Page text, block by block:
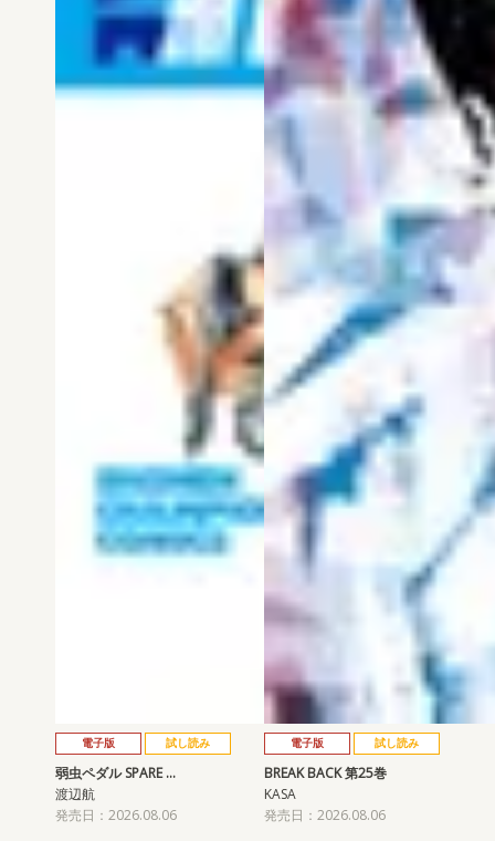
電子版 試し読み
弱虫ペダル SPARE …
渡辺航
発売日：2026.08.06
電子版 試し読み
BREAK BACK 第25巻
KASA
発売日：2026.08.06